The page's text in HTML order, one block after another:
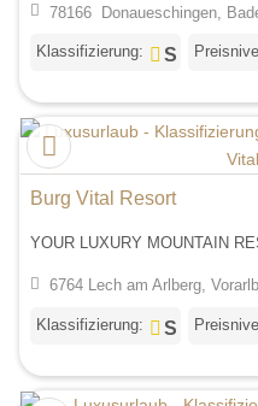
78166 Donaueschingen,
Klassifizierung:
Burg Vital Resort
YOUR LUXURY MOUNTAIN
6764 Lech am Arlberg,
Klassifizierung: